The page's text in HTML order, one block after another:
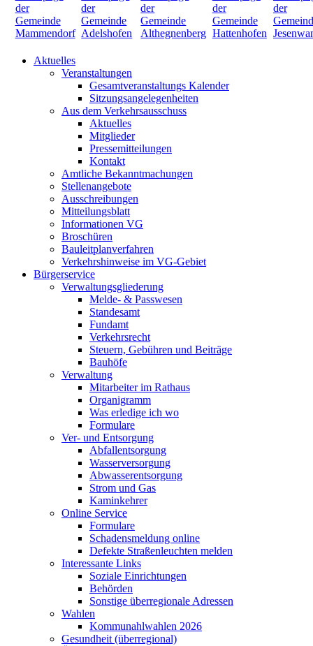
Aktuelles
Veranstaltungen
Gesamtveranstaltungs Kalender
Sitzungsangelegenheiten
Aus dem Verkehrsausschuss
Aktuelles
Mitglieder
Pressemitteilungen
Kontakt
Amtliche Bekanntmachungen
Stellenangebote
Ausschreibungen
Mitteilungsblatt
Informationen VG
Broschüren
Bauleitplanverfahren
Verkehrshinweise im VG-Gebiet
Bürgerservice
Verwaltungsgliederung
Melde- & Passwesen
Standesamt
Fundamt
Verkehrsrecht
Steuern, Gebühren und Beiträge
Bauhöfe
Verwaltung
Mitarbeiter im Rathaus
Organigramm
Was erledige ich wo
Formulare
Ver- und Entsorgung
Abfallentsorgung
Wasserversorgung
Abwasserentsorgung
Strom und Gas
Kaminkehrer
Online Service
Formulare
Schadensmeldung online
Defekte Straßenleuchten melden
Interessante Links
Soziale Einrichtungen
Behörden
Sonstige überregionale Adressen
Wahlen
Kommunahlwahlen 2026
Gesundheit (überregional)